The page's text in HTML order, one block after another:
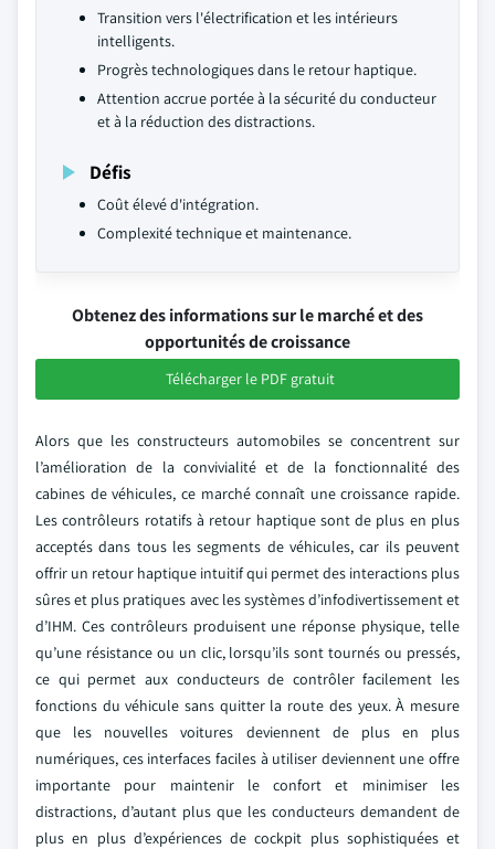
Transition vers l'électrification et les intérieurs
intelligents.
Progrès technologiques dans le retour haptique.
Attention accrue portée à la sécurité du conducteur
et à la réduction des distractions.
Défis
Coût élevé d'intégration.
Complexité technique et maintenance.
Obtenez des informations sur le marché et des
opportunités de croissance
Télécharger le PDF gratuit
Alors que les constructeurs automobiles se concentrent sur
l’amélioration de la convivialité et de la fonctionnalité des
cabines de véhicules, ce marché connaît une croissance rapide.
Les contrôleurs rotatifs à retour haptique sont de plus en plus
acceptés dans tous les segments de véhicules, car ils peuvent
offrir un retour haptique intuitif qui permet des interactions plus
sûres et plus pratiques avec les systèmes d’infodivertissement et
d’IHM. Ces contrôleurs produisent une réponse physique, telle
qu’une résistance ou un clic, lorsqu’ils sont tournés ou pressés,
ce qui permet aux conducteurs de contrôler facilement les
fonctions du véhicule sans quitter la route des yeux. À mesure
que les nouvelles voitures deviennent de plus en plus
numériques, ces interfaces faciles à utiliser deviennent une offre
importante pour maintenir le confort et minimiser les
distractions, d’autant plus que les conducteurs demandent de
plus en plus d’expériences de cockpit plus sophistiquées et